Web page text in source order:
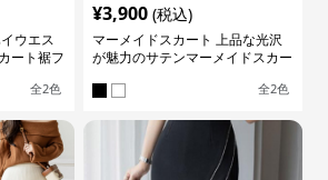
ウエス
ート裾フ
全2色
¥3,900 (税込)
マーメイドスカート 上品な光沢
が魅力のサテンマーメイドスカー
全2色